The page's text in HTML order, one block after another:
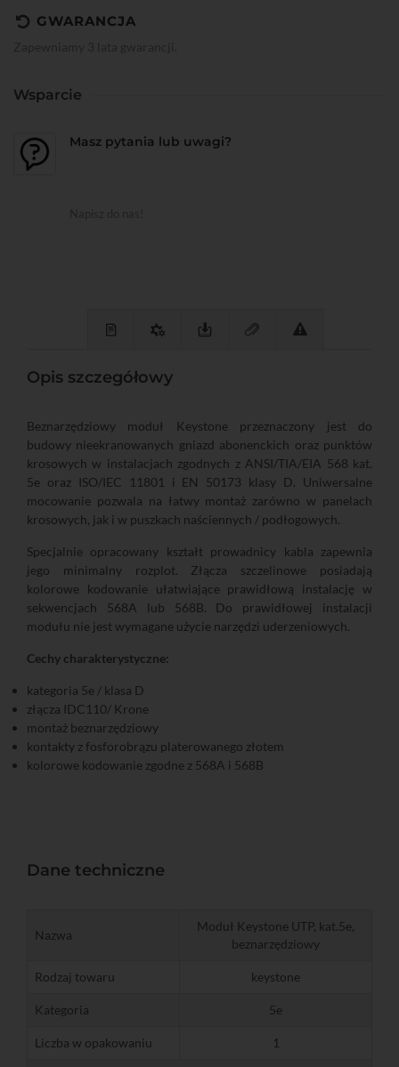
GWARANCJA
Wsparcie
Masz pytania lub uwagi?
Opis szczegółowy
Beznarzędziowy moduł Keystone przeznaczony jest do
budowy nieekranowanych gniazd abonenckich oraz punktów
krosowych w instalacjach zgodnych z ANSI/TIA/EIA 568 kat.
5e oraz ISO/IEC 11801 i EN 50173 klasy D. Uniwersalne
mocowanie pozwala na łatwy montaż zarówno w panelach
krosowych, jak i w puszkach naściennych / podłogowych.
Specjalnie opracowany kształt prowadnicy kabla zapewnia
jego minimalny rozplot. Złącza szczelinowe posiadają
kolorowe kodowanie ułatwiające prawidłową instalację w
sekwencjach 568A lub 568B. Do prawidłowej instalacji
modułu nie jest wymagane użycie narzędzi uderzeniowych.
Cechy charakterystyczne:
kategoria 5e / klasa D
złącza IDC110/ Krone
montaż beznarzędziowy
kontakty z fosforobrązu platerowanego złotem
kolorowe kodowanie zgodne z 568A i 568B
Dane techniczne
Nazwa
Moduł Keystone UTP, kat.5e,
beznarzędziowy
Rodzaj towaru keystone
Kategoria 5e
Liczba w opakowaniu 1